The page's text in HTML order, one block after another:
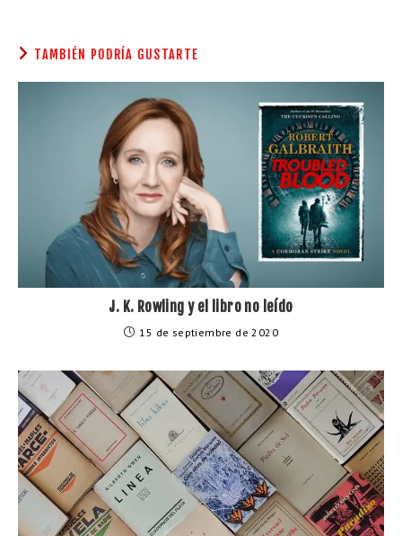
TAMBIÉN PODRÍA GUSTARTE
J. K. Rowling y el libro no leído
15 de septiembre de 2020